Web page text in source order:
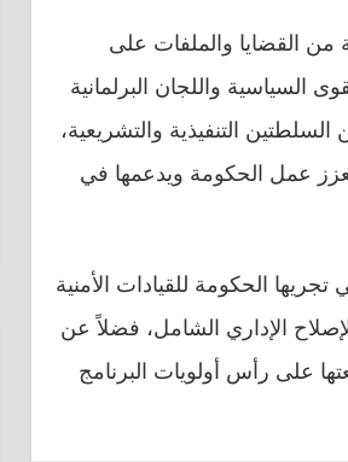
من القضايا والملفات على
السياسية واللجان البرلمانية
التنفيذية والتشريعية،
عمل الحكومة ويدعمها في
الحكومة للقيادات الأمنية
الإداري الشامل، فضلاً عن
على رأس أولويات البرنامج